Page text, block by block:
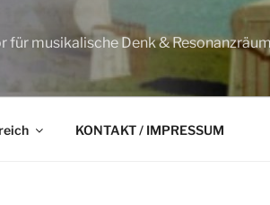
musikalische Denk &
KONTAKT / IMPRESSUM